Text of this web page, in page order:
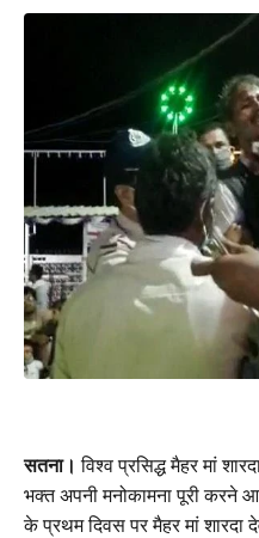
सतना। विश्व प्रसिद्ध मैहर मां
भक्त अपनी मनोकामना पूरी करने
के प्रथम दिवस पर मैहर मां शारदा